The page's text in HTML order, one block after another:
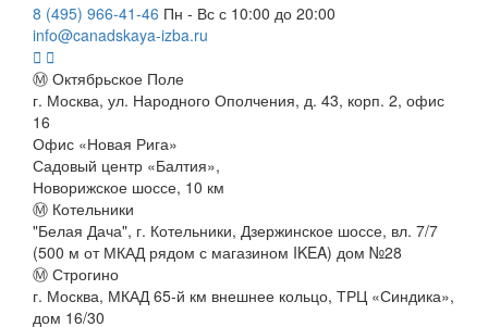
8 (495) 966-41-46 Пн - Вс с 10:00 до 20:00
info@canadskaya-izba.ru
Ⓜ Октябрьское Поле
г. Москва, ул. Народного Ополчения, д. 43, корп. 2, офис
16
Офис «Новая Рига»
Садовый центр «Балтия»,
Новорижское шоссе, 10 км
Ⓜ Котельники
"Белая Дача", г. Котельники, Дзержинское шоссе, вл. 7/7
(500 м от МКАД рядом с магазином IKEA) дом №28
Ⓜ Строгино
г. Москва, МКАД 65-й км внешнее кольцо, ТРЦ «Синдика»,
дом 16/30